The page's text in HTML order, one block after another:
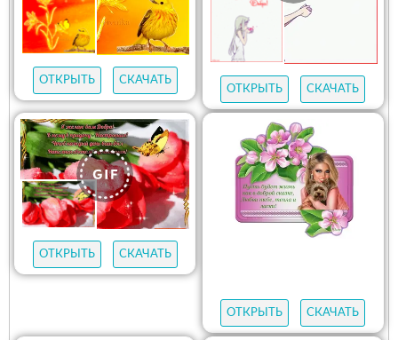
ОТКРЫТЬ СКАЧАТЬ
ОТКРЫТЬ СКАЧАТЬ
ОТКРЫТЬ СКАЧАТЬ
ОТКРЫТЬ СКАЧАТЬ